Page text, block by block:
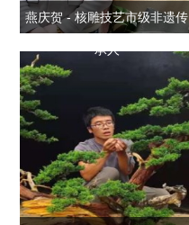
燕庆贺 - 核雕技艺市级非遗传
承人